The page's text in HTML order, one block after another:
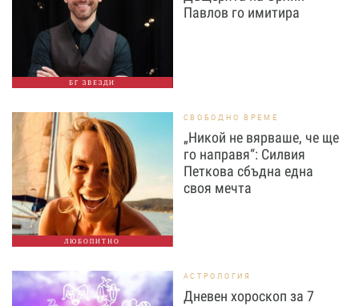
БГ ЗВЕЗДИ
Павлов го имитира
ЛЮБОПИТНО
СВОБОДНО ВРЕМЕ
„Никой не вярваше, че ще
го направя“: Силвия
Петкова сбъдна една
своя мечта
АСТРОЛОГИЯ
Дневен хороскоп за 7